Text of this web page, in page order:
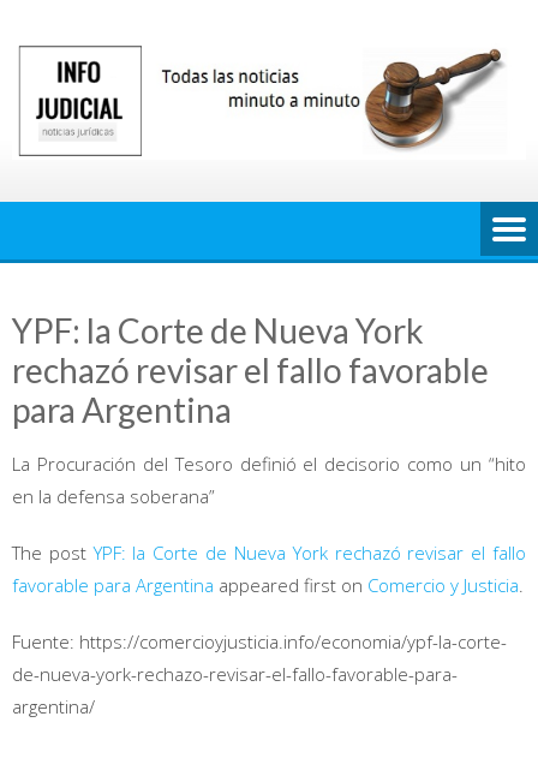
contenido
YPF: la Corte de Nueva York
rechazó revisar el fallo favorable
para Argentina
La Procuración del Tesoro definió el decisorio como un “hito
en la defensa soberana”
The postYPF: la Corte de Nueva York rechazó revisar el fallo
favorable para Argentina appeared first on Comercio y Justicia
Fuente: https://comercioyjusticia.info/economia/ypf-la-corte-
de-nueva-york-rechazo-revisar-el-fallo-favorable-para-
argentina/